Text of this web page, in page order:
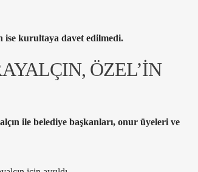
ise kurultaya davet edilmedi.
ÖZEL’İN
ile belediye başkanları, onur üyeleri ve